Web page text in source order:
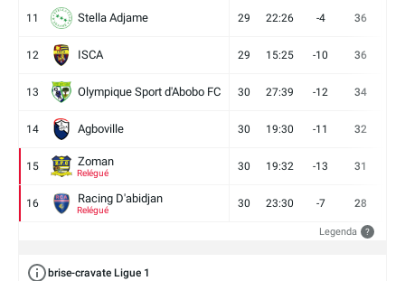
11 Stella Adjame 29 22:26 -4 36
12 ISCA 29 15:25 -10 36
13 Olympique Sport d'Abobo FC 30 27:39 -12 34
14 Agboville 30 19:30 -11 32
15 Zoman
Relégué
30 19:32 -13 31
16 Racing D'abidjan
Relégué
30 23:30 -7 28
Legenda ?
brise-cravate Ligue 1